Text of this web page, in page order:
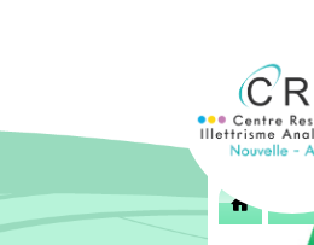
principal Le